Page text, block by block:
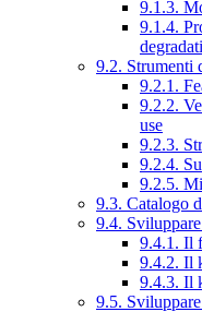
9.1.3.
9.1.4.
9.2. Strumenti
9.2.1.
9.2.2.
use
9.2.3.
9.2.4.
9.2.5.
9.3. Catalogo
9.4.
9.4.1. Il
9.4.2. Il
9.4.3. Il
9.5.